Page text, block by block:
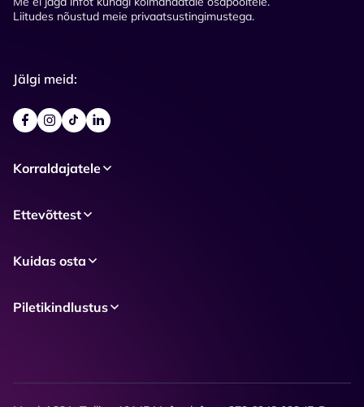
Liitudes nõustud meie privaatsustingimustega.
Jälgi meid:
Korraldajatele
Ettevõttest
Kuidas osta
Piletikindlustus